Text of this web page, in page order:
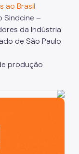
ao Brasil
Sindcine –
da Indústria
de São Paulo
produção
e sustentável